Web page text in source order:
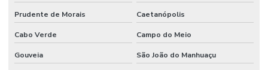
Prudente de Morais Caetanópolis
Cabo Verde Campo do Meio
Gouveia São João do Manhuaçu